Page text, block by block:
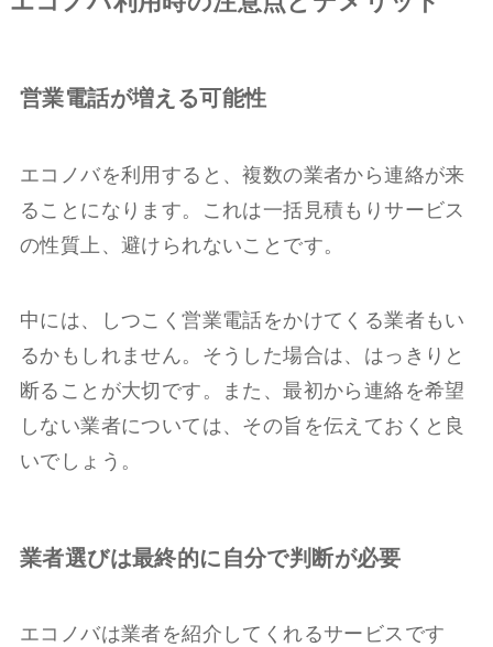
営業電話が増える可能性
エコノバを利用すると、複数の業者から連絡が来
ることになります。これは一括見積もりサービス
の性質上、避けられないことです。
中には、しつこく営業電話をかけてくる業者もい
るかもしれません。そうした場合は、はっきりと
断ることが大切です。また、最初から連絡を希望
しない業者については、その旨を伝えておくと良
いでしょう。
業者選びは最終的に自分で判断が必要
エコノバは業者を紹介してくれるサービスです